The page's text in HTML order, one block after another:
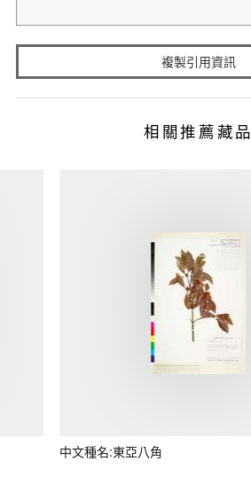
複製引用資訊
相關推薦藏品
中文種名:東亞八角